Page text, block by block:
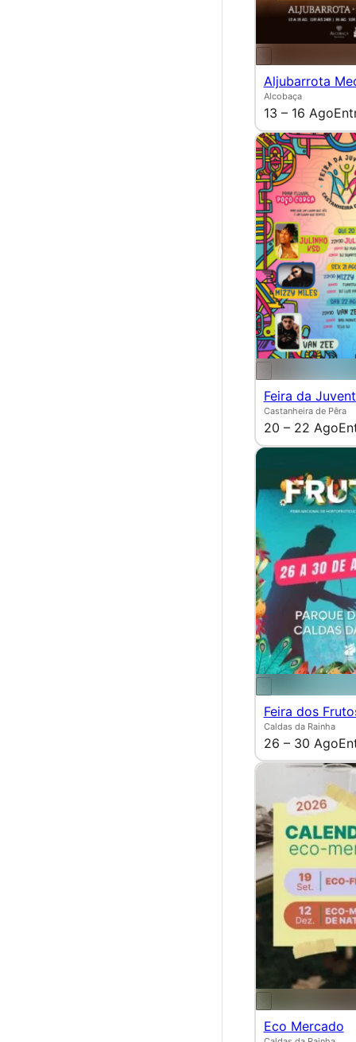
Aljubarrota
Alcobaça
13 – 16 Ago
Feira da
Castanheira de Pêra
20 – 22 Ago
Feira dos
Caldas da Rainha
26 – 30 Ago
Eco Mercado